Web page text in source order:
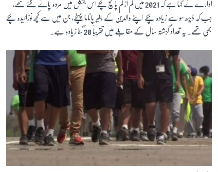
زبان
ادارے نے کہا ہے کہ 2021 میں کم از کم پانچ بچے اس جنگل میں مردہ پاِئے گئے تھے،
جب کہ ڈیڑھ سو سے زیادہ بچے اپنے والدین کے بغیر پاناما پہنچے، جن میں سے کچھ نوزائیدہ بچے
بھی تھے۔ یہ تعداد گزشتہ سال کے مقابلے میں تقریباً 20 گنا زیادہ ہے۔